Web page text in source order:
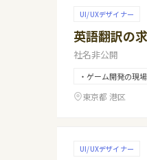
UI/UXデザイナー
英語翻訳の
社名非公開
・ゲーム開発の現
東京都 港区
UI/UXデザイナー